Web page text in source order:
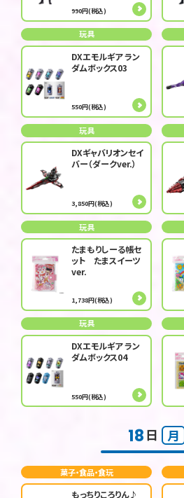
990円(税込)
玩具
DXエモルギア ラン
ダムボックス03
550円(税込)
玩具
DXギャバリオンセイ
バー（ダークver.）
3,850円(税込)
玩具
たまもりしーる帳セ
ット たまスイーツ
ver.
1,738円(税込)
玩具
DXエモルギア ラン
ダムボックス04
550円(税込)
18日 月
菓子・食品・食玩
もっちりころりん♪